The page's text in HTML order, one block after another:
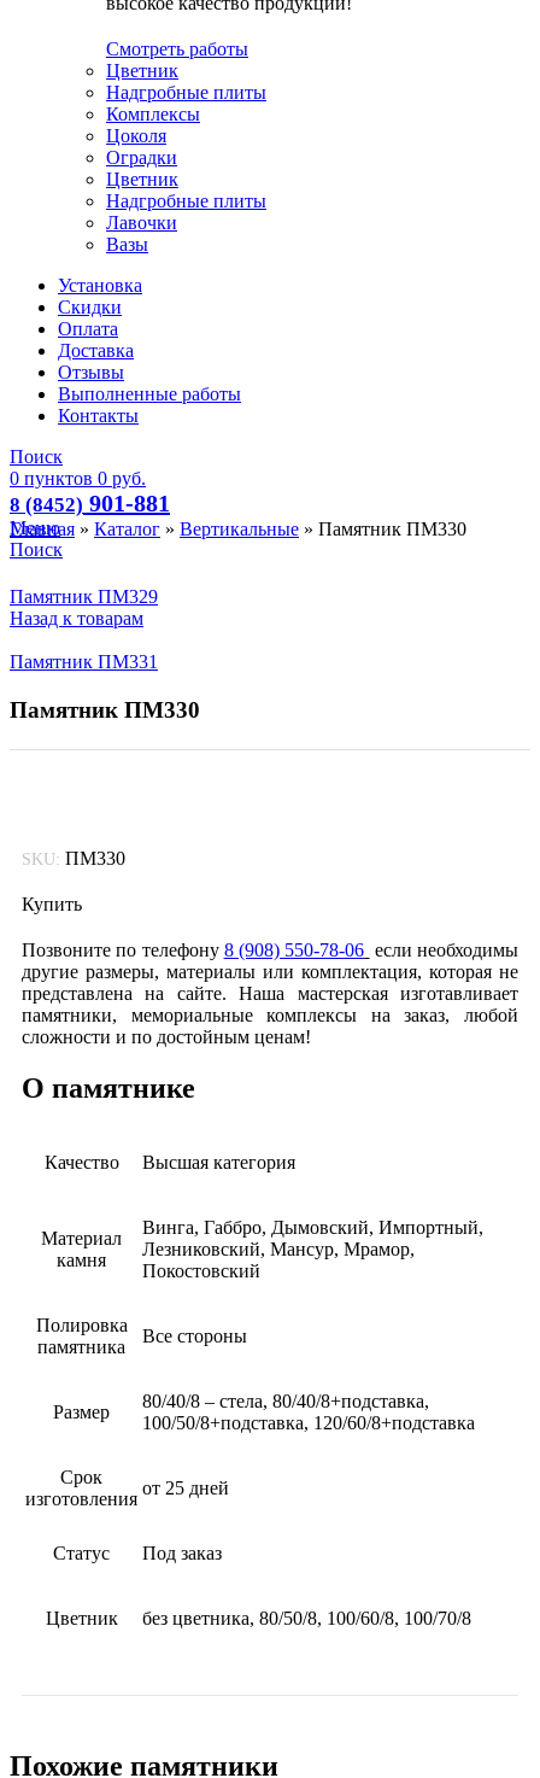
Смотреть работы
Цветник
Надгробные плиты
Комплексы
Цоколя
Оградки
Цветник
Надгробные плиты
Лавочки
Вазы
Установка
Скидки
Оплата
Доставка
Отзывы
Выполненные работы
Контакты
Поиск
0 пунктов 0 руб.
8 (8452) 901-881
Меню
Поиск
Главная » Каталог » Вертикальные » Памятник ПМ330
Памятник ПМ329
Назад к товарам
Памятник ПМ331
Памятник ПМ330
SKU: ПМ330
Купить
Позвоните по телефону 8 (908) 550-78-06 если необходимы
другие размеры, материалы или комплектация, которая не
представлена на сайте. Наша мастерская изготавливает
памятники, мемориальные комплексы на заказ, любой
сложности и по достойным ценам!
О памятнике
Качество Высшая категория
Материал
камня
Винга, Габбро, Дымовский, Импортный,
Лезниковский, Мансур, Мрамор,
Покостовский
Полировка
памятника
Все стороны
Размер
80/40/8 – стела, 80/40/8+подставка,
100/50/8+подставка, 120/60/8+подставка
Срок
изготовления
от 25 дней
Статус Под заказ
Цветник без цветника, 80/50/8, 100/60/8, 100/70/8
Похожие памятники